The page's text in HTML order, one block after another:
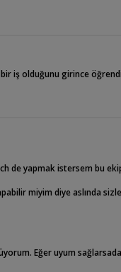
iş olduğunu girince
de yapmak istersem bu
miyim diye aslında
Eğer uyum